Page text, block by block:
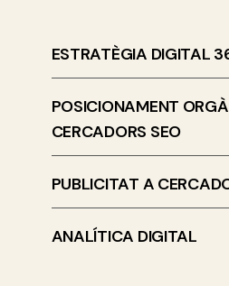
ESTRATÈGIA DIGITAL
POSICIONAMENT
CERCADORS SEO
PUBLICITAT A
ANALÍTICA DIGITAL